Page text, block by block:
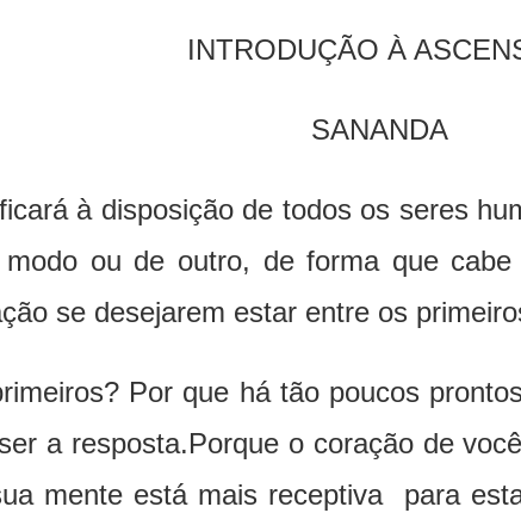
INTRODUÇÃO À
SANANDA
à disposição de todos os seres
ou de outro, de forma que
se desejarem estar entre os
Por que há tão poucos
a resposta.Porque o coração de
mente está mais receptiva para